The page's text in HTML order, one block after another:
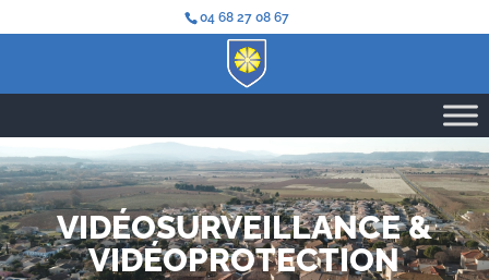
04 68 27 08 67
VIDÉOSURVEILLANCE &
VIDÉOPROTECTION